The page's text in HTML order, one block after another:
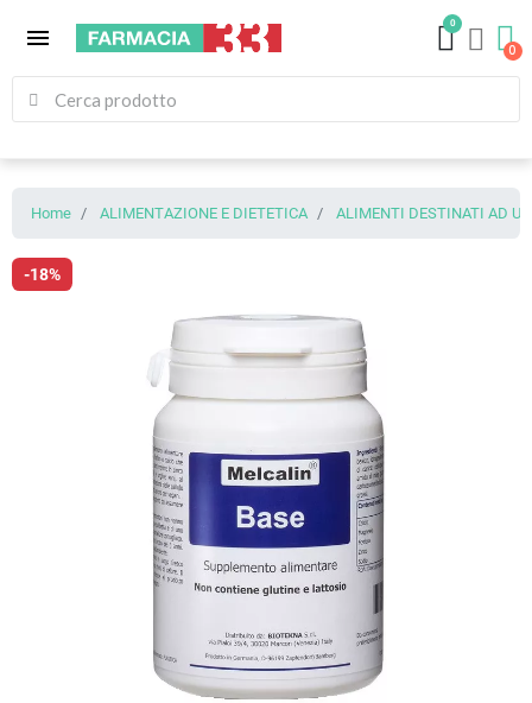
menu
0
Home ALIMENTAZIONE E DIETETICA ALIMENTI DESTINATI AD
-18%